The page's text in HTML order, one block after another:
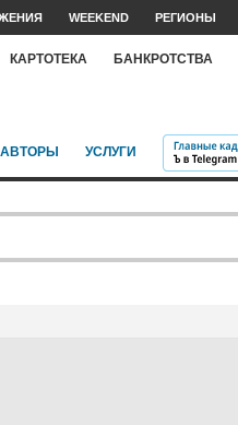
WEEKEND РЕГИОНЫ
КАРТОТЕКА БАНКРОТСТВА
АВТОРЫ УСЛУГИ